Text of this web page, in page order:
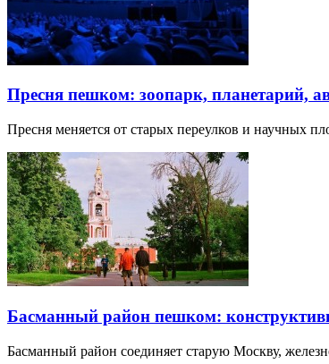
Пресня пешком: зоопарк, планетарий,
Пресня меняется от старых переулков и научных
Басманный район пешком:
Басманный район соединяет старую Москву,